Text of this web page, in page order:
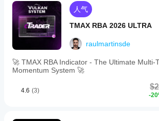
人气
TMAX RBA 2026 ULTRA
raulmartinsde
🚀 TMAX RBA Indicator - The Ultimate Multi-
Momentum System 🚀
4.6 (3)
-